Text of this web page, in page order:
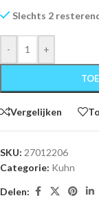
Slechts 2
- +
Vergelijken
SKU: 27012206
Categorie: Kuhn
Delen: